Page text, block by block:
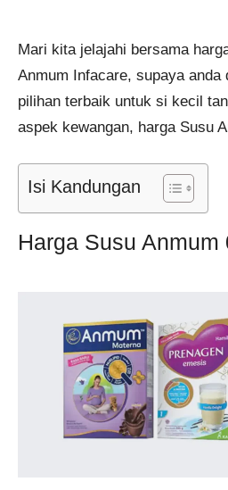
Mari kita jelajahi bersama
Anmum Infacare, supaya anda
pilihan terbaik untuk si kecil
aspek kewangan, harga Susu
Isi Kandungan
Harga Susu Anmum